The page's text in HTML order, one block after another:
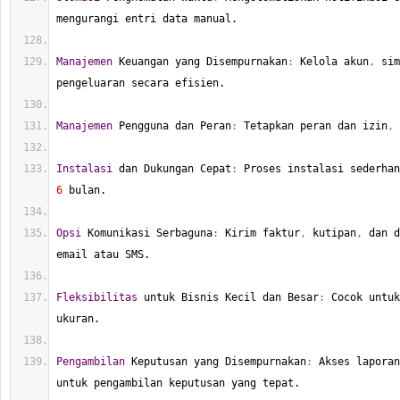
mengurangi entri data manual.
Manajemen Keuangan yang Disempurnakan: Kelola akun,
pengeluaran secara efisien.
Manajemen Pengguna dan Peran: Tetapkan peran dan izin,
Instalasi dan Dukungan Cepat :
6 bulan.
Opsi Komunikasi Serbaguna: Kirim faktur, kutipan,
dan
email atau SMS.
Fleksibilitas untuk Bisnis Kecil dan Besar:
Cocok
ukuran.
Pengambilan Keputusan yang Disempurnakan:
Akses
untuk pengambilan keputusan yang tepat.